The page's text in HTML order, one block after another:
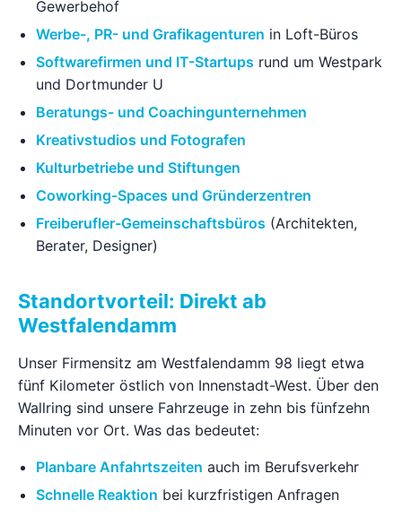
Gewerbehof
Werbe-, PR- und Grafikagenturen in Loft-Büros
Softwarefirmen und IT-Startups rund um Westpark
und Dortmunder U
Beratungs- und Coachingunternehmen
Kreativstudios und Fotografen
Kulturbetriebe und Stiftungen
Coworking-Spaces und Gründerzentren
Freiberufler-Gemeinschaftsbüros (Architekten,
Berater, Designer)
Standortvorteil: Direkt ab
Westfalendamm
Unser Firmensitz am Westfalendamm 98 liegt etwa
fünf Kilometer östlich von Innenstadt-West. Über den
Wallring sind unsere Fahrzeuge in zehn bis fünfzehn
Minuten vor Ort. Was das bedeutet:
Planbare Anfahrtszeiten auch im Berufsverkehr
Schnelle Reaktion bei kurzfristigen Anfragen